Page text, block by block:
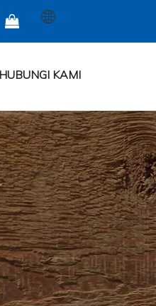

HUBUNGI KAMI